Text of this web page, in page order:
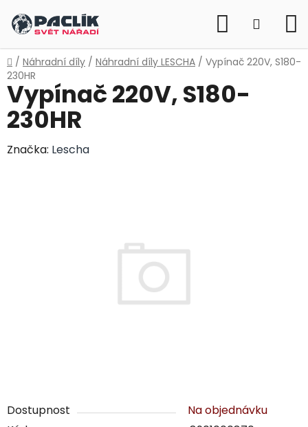
na
obsah
Hledat
KOŠÍK
Domů
/ Náhradní díly / Náhradní díly LESCHA / Vypínač 220V, S180-
230HR
Dostupnost
Na objednávku
Vypínač 220V, S180-
230HR
Značka: Lescha